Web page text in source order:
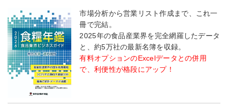
市場分析から営業リスト作成まで、これ一
冊で完結。
2025年の食品産業界を完全網羅したデータ
と、約5万社の最新名簿を収録。
有料オプションのExcelデータとの併用
で、利便性が格段にアップ！